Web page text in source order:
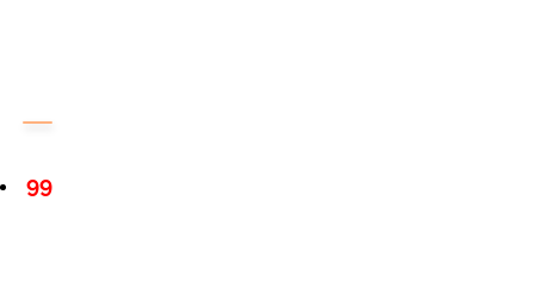
99